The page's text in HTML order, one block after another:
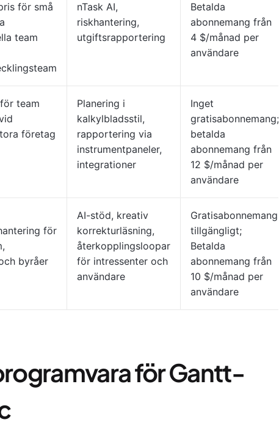
för små
team
nTask AI,
riskhantering,
utgiftsrapportering
Betalda
abonnemang från
4 $/månad per
användare
team
företag
Planering i
kalkylbladsstil,
rapportering via
instrumentpaneler,
integrationer
Inget
gratisabonnemang;
betalda
abonnemang från
12 $/månad per
användare
för
byråer
AI-stöd, kreativ
korrekturläsning,
återkopplingsloopar
för intressenter och
användare
Gratisabonnemang
tillgängligt;
Betalda
abonnemang från
10 $/månad per
användare
för Gantt-